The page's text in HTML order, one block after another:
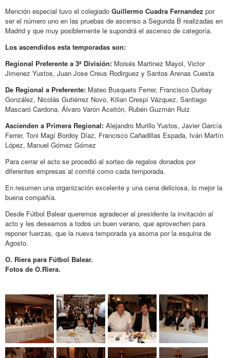
Mención especial tuvo el colegiado Guillermo Cuadra Fernandez por
ser el número uno en las pruebas de ascenso a Segunda B realizadas en
Madrid y que muy posiblemente le supondrá el ascenso de categoría.
Los ascendidos esta temporadas son:
Regional Preferente a 3ª División: Moisés Martinez Mayol, Victor
Jimenez Yustos, Juan Jose Creus Rodirguez y Santos Arenas Cuesta
De Regional a Preferente: Mateo Busquets Ferrer, Francisco Durbay
González, Nicolás Gutiérrez Novo, Kilian Crespí Vázquez, Santiago
Mascaró Cardona, Álvaro Varón Aceitón, Rubén Guzmán Ruiz
Ascienden a Primera Regional: Alejandro Murillo Yustos, Javier García
Ferrer, Toni Magí Bordoy Díaz, Francisco Cañadillas Espada, Iván Martín
López, Manuel Gómez Gómez
Para cerrar el acto se procedió al sorteo de regalos donados por
diferentes empresas al comité como cada temporada.
En resumen una organización excelente y una cena deliciosa, lo mejor la
buena compañía.
Desde Fútbol Balear queremos agradecer al presidente la invitación al
acto y les deseamos a todos un buen verano, que aprovechen para
reponer fuerzas, que la nueva temporada ya asoma por la esquina de
Agosto.
O. Riera para Fútbol Balear.
Fotos de O.Riera.